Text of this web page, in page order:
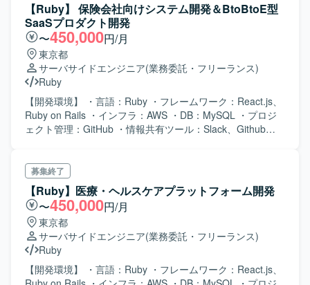
【Ruby】 保険会社向けシステム開発＆BtoBtoE型
SaaSプロダクト開発
〜450,000円/月
東京都
サーバサイドエンジニア(業務委託・フリーランス)
Ruby
【開発環境】 ・言語：Ruby ・フレームワーク：React.js、
Ruby on Rails ・インフラ：AWS ・DB：MySQL ・プロジ
ェクト管理：GitHub ・情報共有ツール：Slack、Github
名
募集終了
【Ruby】医療・ヘルスケアプラットフォーム開発
〜450,000円/月
東京都
サーバサイドエンジニア(業務委託・フリーランス)
Ruby
【開発環境】 ・言語：Ruby ・フレームワーク：React.js、